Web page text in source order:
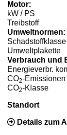
Motor:
kW / PS
Treibstoff
Umweltnormen:
Schadstoffklasse
Umweltplakette
Verbrauch und
Energieverbr.
CO2-Emissionen
CO2-Klasse
Standort
Details zum